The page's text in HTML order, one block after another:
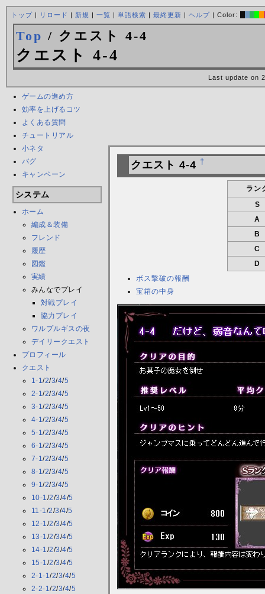
トップ| リロード | 新規 | 一覧 | 単語検索 | 最終更新 | ヘルプ| Color:
Top / クエスト 4-4
クエスト 4-4
Last update on
ゲームの進め方
効率を上げるコツ
よくある質問
チュートリアル
小ネタ
バグ
キャンペーン
システム
ホーム
編成＆装備
フレンド
履歴
図鑑
実績
みんなでプレイ
対戦プレイ
協力プレイ
ワルプルギスの夜
デイリークエスト
プロフィール
クエスト
1-1/2/3/4/5
2-1/2/3/4/5
3-1/2/3/4/5
4-1/2/3/4/5
5-1/2/3/4/5
6-1/2/3/4/5
7-1/2/3/4/5
8-1/2/3/4/5
9-1/2/3/4/5
10-1 /2/3/4/5
11-1 /2/3/4/5
12-1 /2/3/4/5
13-1 /2/3/4/5
14-1 /2/3/4/5
15-1 /2/3/4/5
2-1-1/2/3/4/5
2-2-1/2/3/4/5
クエスト 4-4 †
ラン
S
A
B
C
D
ボス撃破の報酬
宝箱の中身